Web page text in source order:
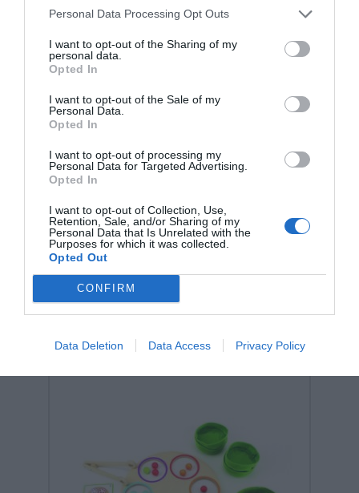
Personal Data Processing Opt Outs
I want to opt-out of the Sharing of my
personal data.
Opted In
I want to opt-out of the Sale of my
Personal Data.
Opted In
I want to opt-out of processing my
Personal Data for Targeted Advertising.
Opted In
I want to opt-out of Collection, Use,
Retention, Sale, and/or Sharing of my
Personal Data that Is Unrelated with the
Purposes for which it was collected.
Opted Out
CONFIRM
Data Deletion Data Access Privacy Policy
Διασκέδαση, η εταιρεία δημιουργεί εργαλεία για το
μια συναρπαστική περιπέτεια εξερεύνησης. Στόχος
της είναι να καλλιεργήσει μια δια βίου αγάπη για τη
μάθηση, βοηθώντας κάθε παιδί να ανακαλύψει τον
παιχνίδι.
Σχετικά προϊόντα